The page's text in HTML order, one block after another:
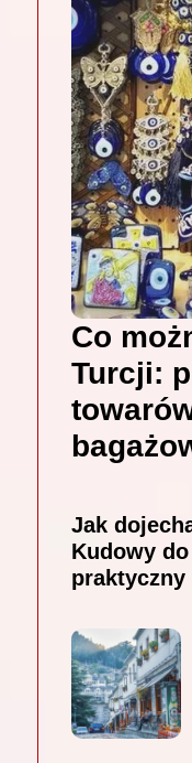
Co
Turcji:
Jak
Kudowy